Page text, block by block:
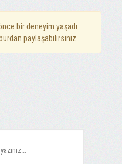
bir deneyim yaşadı
paylaşabilirsiniz.